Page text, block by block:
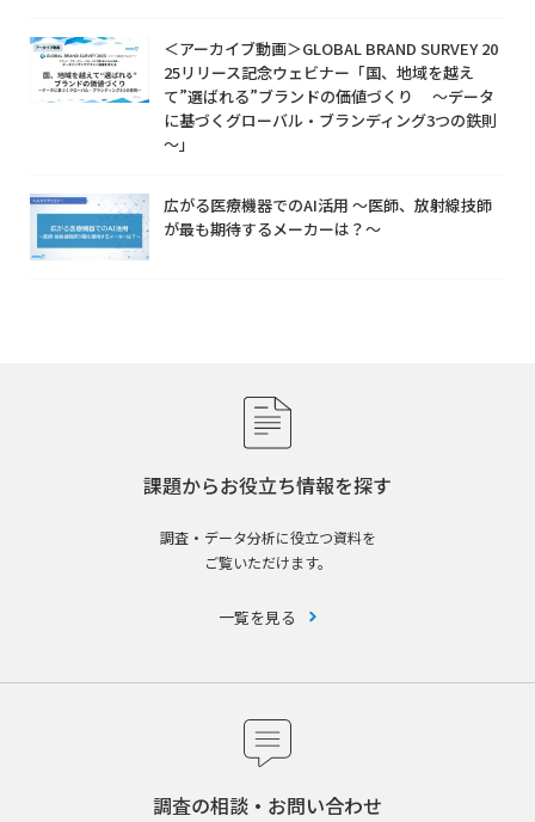
＜アーカイブ動画＞GLOBAL BRAND SURVEY 20
25リリース記念ウェビナー「国、地域を越え
て”選ばれる”ブランドの価値づくり ～データ
に基づくグローバル・ブランディング3つの鉄則
～」
広がる医療機器でのAI活用 ～医師、放射線技師
が最も期待するメーカーは？～
課題からお役立ち情報を探す
調査・データ分析に役立つ資料を
ご覧いただけます。
一覧を見る
調査の相談・お問い合わせ